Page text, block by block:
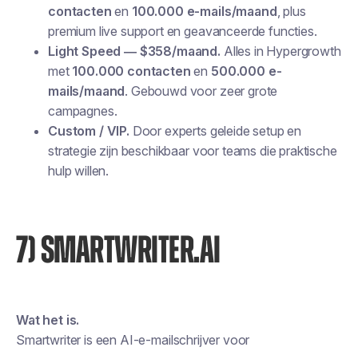
contacten en 100.000 e-mails/maand, plus
premium live support en geavanceerde functies.
Light Speed — $358/maand. Alles in Hypergrowth
met 100.000 contacten en 500.000 e-
mails/maand. Gebouwd voor zeer grote
campagnes.
Custom / VIP. Door experts geleide setup en
strategie zijn beschikbaar voor teams die praktische
hulp willen.
7) SMARTWRITER.AI
Wat het is.
Smartwriter is een AI-e-mailschrijver voor